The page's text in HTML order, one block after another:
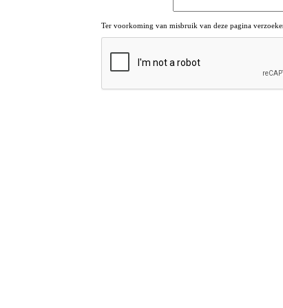
Ter voorkoming van misbruik van deze pagina